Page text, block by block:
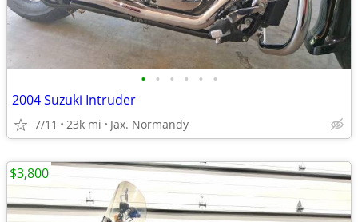
• • • • • •
2004 Suzuki Intruder
7/11 23k mi Jax. Normandy
$3,800